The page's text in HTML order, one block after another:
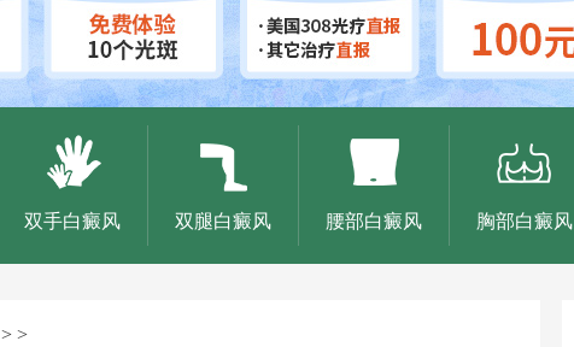
双手白癜风 双腿白癜风 腰部白癜风 胸部白癜风
> >